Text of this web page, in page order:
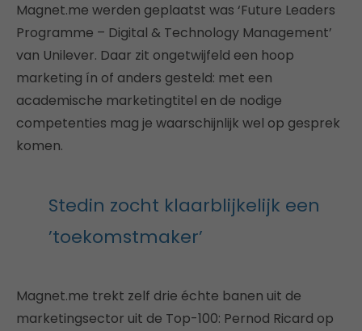
Magnet.me werden geplaatst was ‘Future Leaders
Programme – Digital & Technology Management’
van Unilever. Daar zit ongetwijfeld een hoop
marketing ín of anders gesteld: met een
academische marketingtitel en de nodige
competenties mag je waarschijnlijk wel op gesprek
komen.
Stedin zocht klaarblijkelijk een
’toekomstmaker’
Magnet.me trekt zelf drie échte banen uit de
marketingsector uit de Top-100: Pernod Ricard op